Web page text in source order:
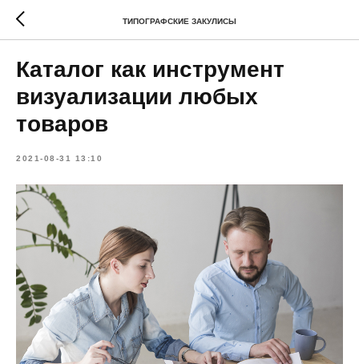
ТИПОГРАФСКИЕ ЗАКУЛИСЫ
Каталог как инструмент
визуализации любых
товаров
2021-08-31 13:10